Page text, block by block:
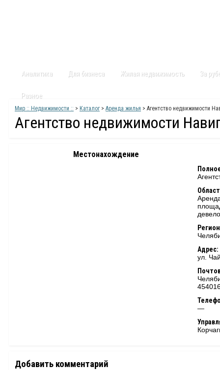
Аналитика Для бизнеса Жилая недвижимость За
Разное
Мир :: Недвижимости :: > Каталог> Аренда жилья > Агентство недвижимости
Агентство недвижимости
Местонахождение
Адрес:
ул.
—
Добавить комментарий